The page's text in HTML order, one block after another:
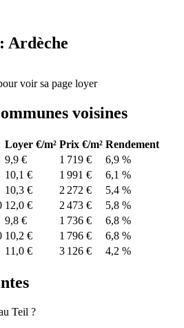
Ardèche
voir sa page loyer
voisines
Loyer €/m² Prix €/m² Rendement
9,9 € 1 719 €
6,9 %
10,1 € 1 991 €
6,1 %
10,3 € 2 272 €
5,4 %
12,0 € 2 473 €
5,8 %
9,8 € 1 736 €
6,8 %
10,2 € 1 796 €
6,8 %
11,0 € 3 126 € 4,2 %
Teil ?